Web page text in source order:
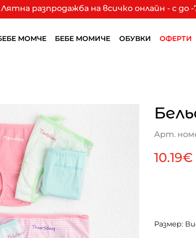
разпродажба на всичко онлайн - с до
МОМЧЕ БЕБЕ МОМИЧЕ ОБУВКИ ОФЕРТИ
Арт.
10.19€
Размер: